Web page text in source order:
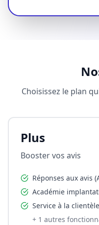
Choisissez le plan
Plus
Booster vos avis
Réponses aux avis
Académie
Service à la
+ 1 autres